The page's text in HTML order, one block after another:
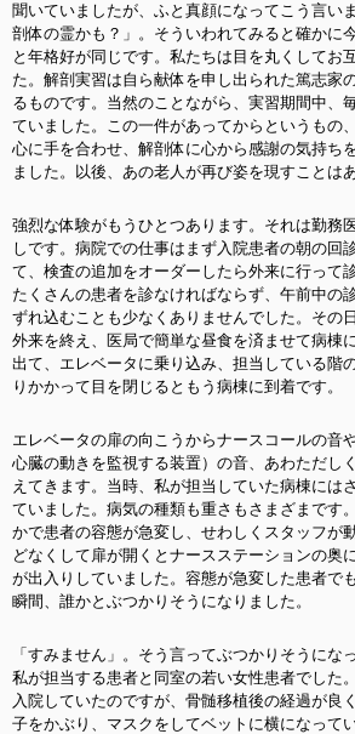
聞いていましたが、ふと真顔になってこう言い
剖体の霊かも？」。そういわれてみると確かに
と年格好が同じです。私たちは目を丸くしてお
た。解剖実習は自ら献体を申し出られた篤志家
るものです。当然のことながら、実習期間中、
ていました。この一件があってからというもの
心に手を合わせ、解剖体に心から感謝の気持ち
ました。以後、あの老人が再び姿を現すことは
強烈な体験がもうひとつあります。それは勤務
しです。病院での仕事はまず入院患者の朝の回
て、検査の追加をオーダーしたら外来に行って
たくさんの患者を診なければならず、午前中の
ずれ込むことも少なくありませんでした。その
外来を終え、医局で簡単な昼食を済ませて病棟
出て、エレベータに乗り込み、担当している階
りかかって目を閉じるともう病棟に到着です。
エレベータの扉の向こうからナースコールの音
心臓の動きを監視する装置）の音、あわただし
えてきます。当時、私が担当していた病棟には
ていました。病気の種類も重さもさまざまです
かで患者の容態が急変し、せわしくスタッフが
どなくして扉が開くとナースステーションの奥
が出入りしていました。容態が急変した患者で
瞬間、誰かとぶつかりそうになりました。
「すみません」。そう言ってぶつかりそうにな
私が担当する患者と同室の若い女性患者でした
入院していたのですが、骨髄移植後の経過が良
子をかぶり、マスクをしてベットに横になって